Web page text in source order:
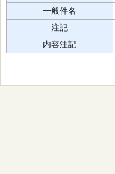
一般件名
注記
内容注記